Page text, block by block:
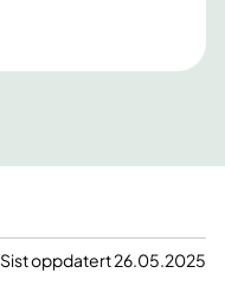
Sist oppdatert 26.05.2025